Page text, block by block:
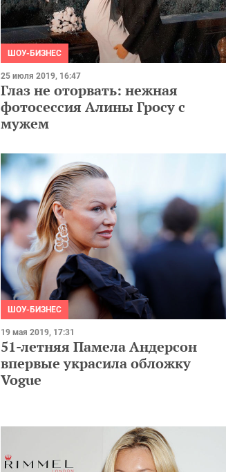
ШОУ-БИЗНЕС
25 июля 2019, 16:47
Глаз не оторвать: нежная
фотосессия Алины Гросу с
мужем
ШОУ-БИЗНЕС
19 мая 2019, 17:31
51-летняя Памела Андерсон
впервые украсила обложку
Vogue